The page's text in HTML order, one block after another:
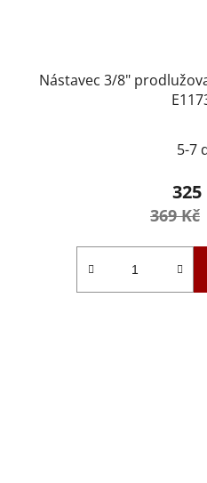
Nástavec 3/8"
5-7
325
369 Kč